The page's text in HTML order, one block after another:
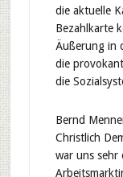
die aktuelle
Bezahlkarte
Äußerung in
die
die
Bernd
Christlich
war uns sehr